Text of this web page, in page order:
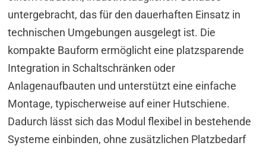
untergebracht, das für den dauerhaften Einsatz in
technischen Umgebungen ausgelegt ist. Die
kompakte Bauform ermöglicht eine platzsparende
Integration in Schaltschränken oder
Anlagenaufbauten und unterstützt eine einfache
Montage, typischerweise auf einer Hutschiene.
Dadurch lässt sich das Modul flexibel in bestehende
Systeme einbinden, ohne zusätzlichen Platzbedarf